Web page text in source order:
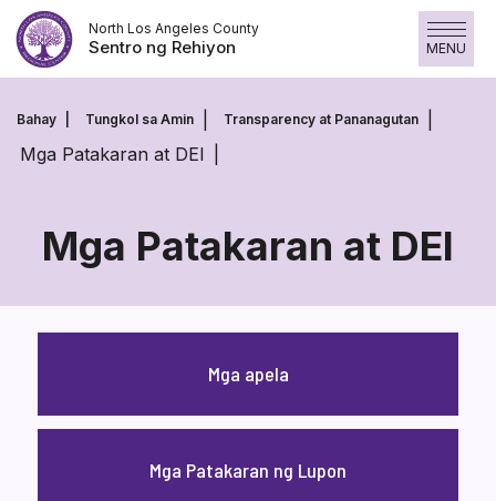
Laktawan
ang
nilalaman
North Los Angeles County
Sentro ng Rehiyon MENU
Bahay Tungkol sa Amin Transparency at Pananagutan
Mga Patakaran at DEI
Mga Patakaran at DEI
Mga
Patakaran
DEI
Mga apela
Mga Patakaran ng Lupon